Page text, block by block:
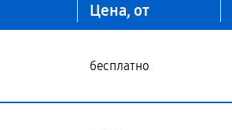
Цена, от
бесплатно